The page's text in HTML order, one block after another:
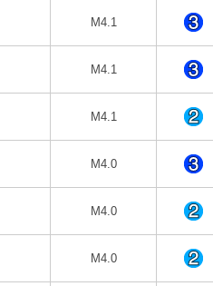
M4.1
M4.1
M4.1
M4.0
M4.0
M4.0